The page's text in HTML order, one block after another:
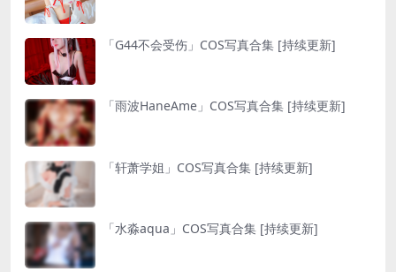
「G44不会受伤」COS写真合集 [持续更新]
「雨波HaneAme」COS写真合集 [持续更新]
「轩萧学姐」COS写真合集 [持续更新]
「水淼aqua」COS写真合集 [持续更新]